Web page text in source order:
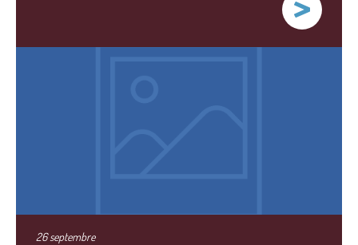
26 septembre